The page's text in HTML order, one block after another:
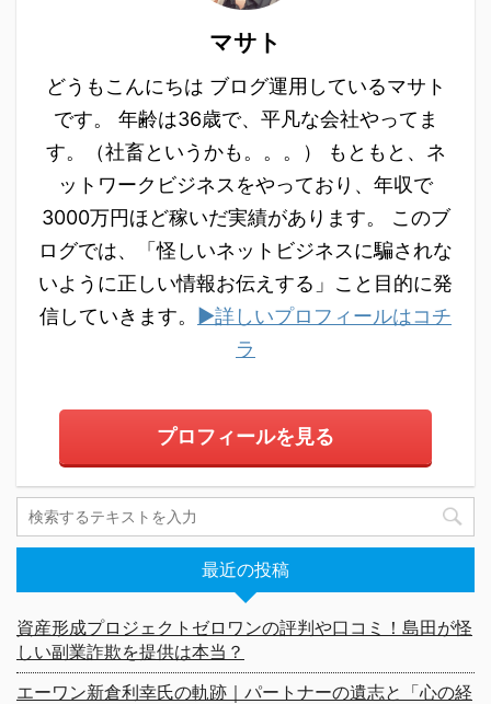
マサト
どうもこんにちは ブログ運用しているマサト
です。 年齢は36歳で、平凡な会社やってま
す。（社畜というかも。。。） もともと、ネ
ットワークビジネスをやっており、年収で
3000万円ほど稼いだ実績があります。 このブ
ログでは、「怪しいネットビジネスに騙されな
いように正しい情報お伝えする」こと目的に発
信していきます。
▶詳しいプロフィールはコチ
ラ
プロフィールを見る
最近の投稿
資産形成プロジェクトゼロワンの評判や口コミ！島田が怪
しい副業詐欺を提供は本当？
エーワン新倉利幸氏の軌跡｜パートナーの遺志と「心の経